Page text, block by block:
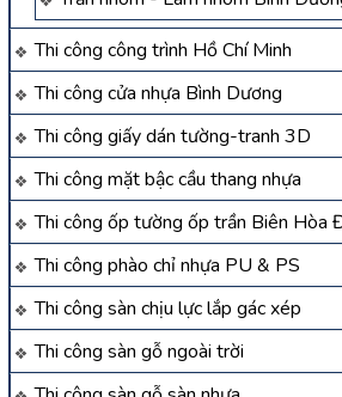
Thi công công trình Hồ Chí Minh
Thi công cửa nhựa Bình Dương
Thi công giấy dán tường-tranh 3D
Thi công mặt bậc cầu thang nhựa
Thi công ốp tường ốp trần Biên Hòa
Thi công phào chỉ nhựa PU & PS
Thi công sàn chịu lực lắp gác xép
Thi công sàn gỗ ngoài trời